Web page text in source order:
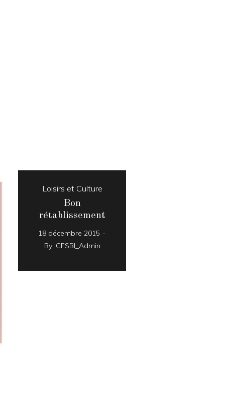
Loisirs et Culture
Bon
rétablissement
18 décembre 2015
By CFSBI_Admin